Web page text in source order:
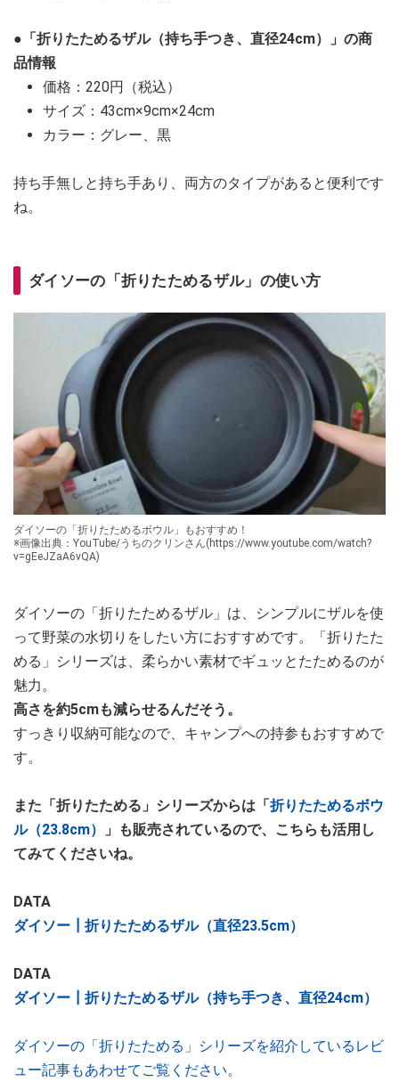
●「折りたためるザル（持ち手つき、直径24cm）」の商
品情報
価格：220円（税込）
サイズ：43cm×9cm×24cm
カラー：グレー、黒
持ち手無しと持ち手あり、両方のタイプがあると便利です
ね。
ダイソーの「折りたためるザル」の使い方
ダイソーの「折りたためるボウル」もおすすめ！
※画像出典：YouTube/うちのクリンさん(https://www.youtube.com/watch?
v=gEeJZaA6vQA)
ダイソーの「折りたためるザル」は、シンプルにザルを使
って野菜の水切りをしたい方におすすめです。「折りたた
める」シリーズは、柔らかい素材でギュッとたためるのが
魅力。
高さを約5cmも減らせるんだそう。
すっきり収納可能なので、キャンプへの持参もおすすめで
す。
また「折りたためる」シリーズからは「折りたためるボウ
ル（23.8cm）
」も販売されているので、こちらも活用し
てみてくださいね。
DATA
ダイソー┃折りたためるザル（直径23.5cm）
DATA
ダイソー┃折りたためるザル（持ち手つき、直径24cm）
ダイソーの「折りたためる」シリーズを紹介しているレビ
ュー記事もあわせてご覧ください。